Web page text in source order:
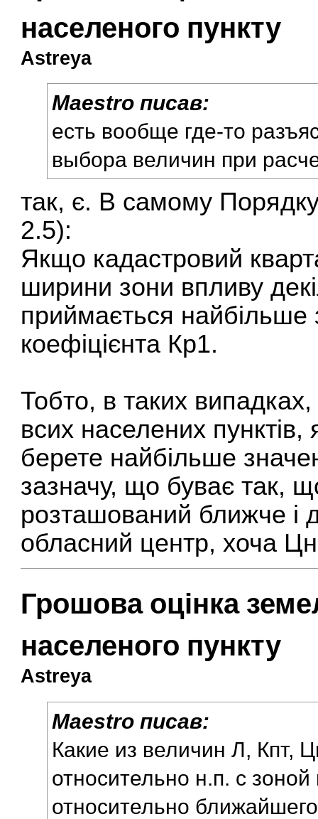
населеного пункту
Astreya
Maestro писав:
есть вообще где-то
выбора величин при
так, є. В самому
2.5):
Якщо кадастровий
ширини зони впливу
приймається
коефіцієнта Кр1.
Тобто, в таких
всих населених
берете найбільше
зазначу, що буває так,
розташований ближче і
обласний центр, хоча
Грошова оцінка
населеного пункту
Astreya
Maestro писав:
Какие из величин Л, Кпт,
относительно н.п. с
относительно